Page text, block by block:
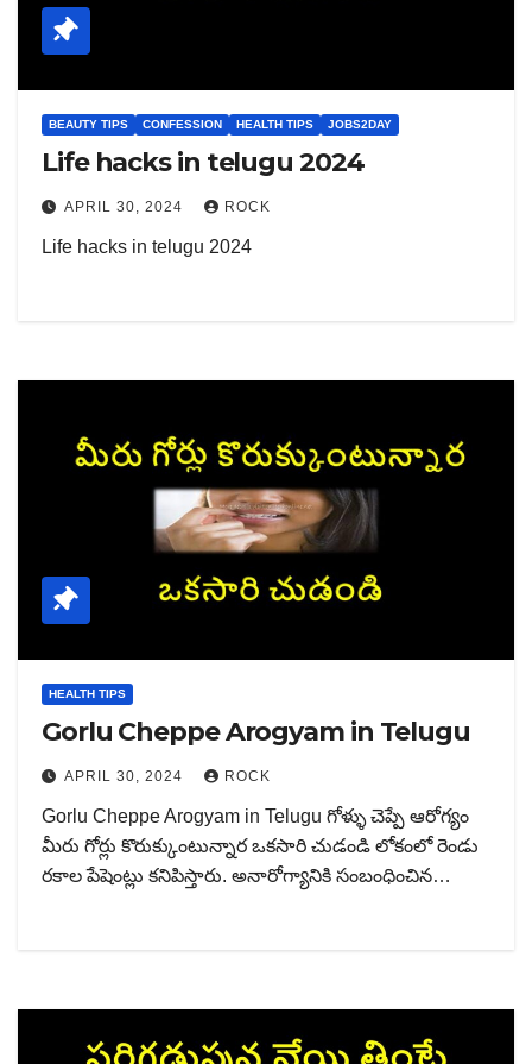
BEAUTY TIPS CONFESSION HEALTH TIPS JOBS2DAY
Life hacks in telugu 2024
APRIL 30, 2024 ROCK
Life hacks in telugu 2024
HEALTH TIPS
Gorlu Cheppe Arogyam in Telugu
APRIL 30, 2024 ROCK
Gorlu Cheppe Arogyam in Telugu గోళ్ళు చెప్పే ఆరోగ్యం
మీరు గోర్లు కొరుక్కుంటున్నార ఒకసారి చుడండి లోకంలో రెండు
రకాల పేషెంట్లు కనిపిస్తారు. అనారోగ్యానికి సంబంధించిన…